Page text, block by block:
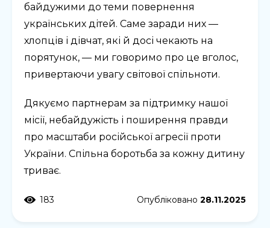
байдужими до теми повернення
українських дітей. Саме заради них —
хлопців і дівчат, які й досі чекають на
порятунок, — ми говоримо про це вголос,
привертаючи увагу світової спільноти.
Дякуємо партнерам за підтримку нашої
місії, небайдужість і поширення правди
про масштаби російської агресії проти
України. Спільна боротьба за кожну дитину
триває.
183 Опубліковано 28.11.2025